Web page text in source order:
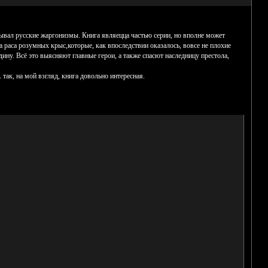
русские жаргонизмы. Книга являецца частью серии, но вполне может
розумных крыс,которые, как впоследствии оказалось, вовсе не плохие
Всё это выясняют главные герои, а также спасют наследницу престола,
на мой взгляд, книга довольно интересная.